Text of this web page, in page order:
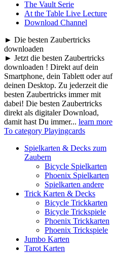
The Vault Serie
At the Table Live Lecture
Download Channel
► Die besten Zaubertricks
downloaden
► Jetzt die besten Zaubertricks
downloaden ! Direkt auf dein
Smartphone, dein Tablett oder auf
deinen Desktop. Zu jederzeit die
besten Zaubertricks immer mit
dabei! Die besten Zaubertricks
direkt als digitaler Download,
damit hast Du immer... learn more
To category Playingcards
Spielkarten & Decks zum
Zaubern
Bicycle Spielkarten
Phoenix Spielkarten
Spielkarten andere
Trick Karten & Decks
Bicycle Trickkarten
Bicycle Trickspiele
Phoenix Trickkarten
Phoenix Trickspiele
Jumbo Karten
Tarot Karten